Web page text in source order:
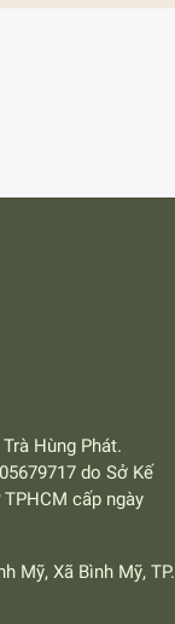
Hùng Phát.
do Sở Kế
cấp ngày
Mỹ, Xã Bình Mỹ, TP.